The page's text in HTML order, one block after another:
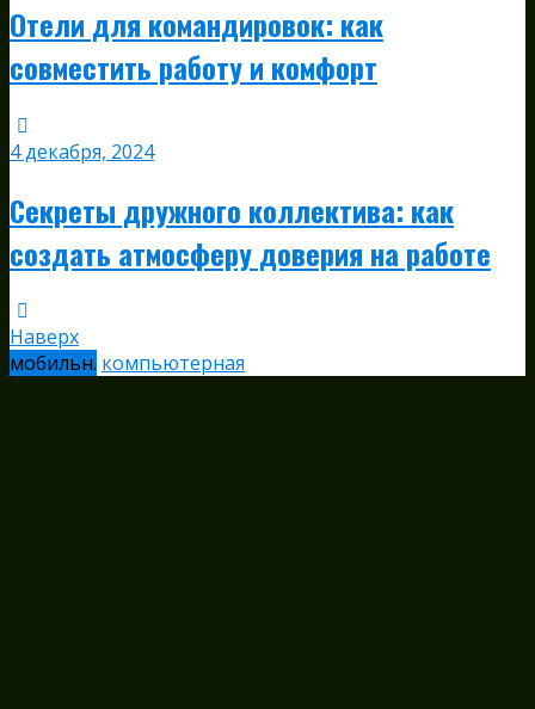
Отели для командировок: как
совместить работу и комфорт
4 декабря, 2024
Секреты дружного коллектива: как
создать атмосферу доверия на работе
Наверх
мобильн. компьютерная